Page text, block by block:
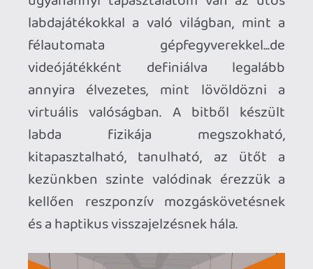
szükségünk, nagyon sok helyre. 3x3
méteres játéktér alatt nem ajánlom
senkinek, aki komolyan gondolja, de még
megnyugtatóbb lehet egy 4x4 méteres
szabad tér az aggodalmaktól mentes
immerzió megéléséhez. Ha viszont el
tudjuk engedni a kompetitív részét és
csak játékként fogjuk fel, akkor
lehetséges az analóg karokkal is jobbra-
balra mozogni, sőt, még ülő módban is
elütögethetünk békésen. De hát miért
kell ekkora tér, ha be lehet állítani a
játéktér határait és veszély esetén riaszt
a rendszer? - kérdezhetnéd jogosan,
nem...az ellen nem véd! Elég, ha csak egy